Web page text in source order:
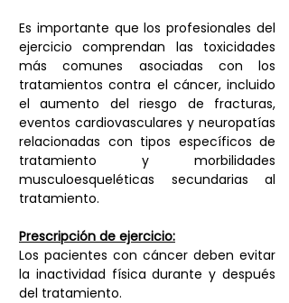
Es importante que los profesionales del
ejercicio comprendan las toxicidades
más comunes asociadas con los
tratamientos contra el cáncer, incluido
el aumento del riesgo de fracturas,
eventos cardiovasculares y neuropatías
relacionadas con tipos específicos de
tratamiento y morbilidades
musculoesqueléticas secundarias al
tratamiento.
Prescripción de ejercicio:
Los pacientes con cáncer deben evitar
la inactividad física durante y después
del tratamiento.